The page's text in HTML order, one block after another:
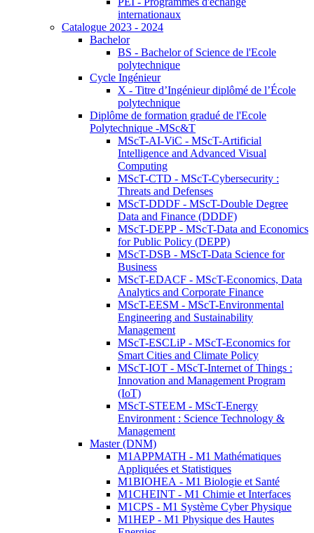
internationaux
Catalogue 2023 - 2024
Bachelor
BS - Bachelor of Science de l'Ecole
polytechnique
Cycle Ingénieur
X - Titre d’Ingénieur diplômé de l’École
polytechnique
Diplôme de formation gradué de l'Ecole
Polytechnique -MSc&T
MScT-AI-ViC - MScT-Artificial
Intelligence and Advanced Visual
Computing
MScT-CTD - MScT-Cybersecurity :
Threats and Defenses
MScT-DDDF - MScT-Double Degree
Data and Finance (DDDF)
MScT-DEPP - MScT-Data and Economics
for Public Policy (DEPP)
MScT-DSB - MScT-Data Science for
Business
MScT-EDACF - MScT-Economics, Data
Analytics and Corporate Finance
MScT-EESM - MScT-Environmental
Engineering and Sustainability
Management
MScT-ESCLiP - MScT-Economics for
Smart Cities and Climate Policy
MScT-IOT - MScT-Internet of Things :
Innovation and Management Program
(IoT)
MScT-STEEM - MScT-Energy
Environment : Science Technology &
Management
Master (DNM)
M1APPMATH - M1 Mathématiques
Appliquées et Statistiques
M1BIOHEA - M1 Biologie et Santé
M1CHEINT - M1 Chimie et Interfaces
M1CPS - M1 Système Cyber Physique
M1HEP - M1 Physique des Hautes